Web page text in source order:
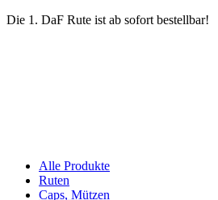
Die 1. DaF Rute ist ab sofort bestellbar!
Alle Produkte
Ruten
Caps, Mützen